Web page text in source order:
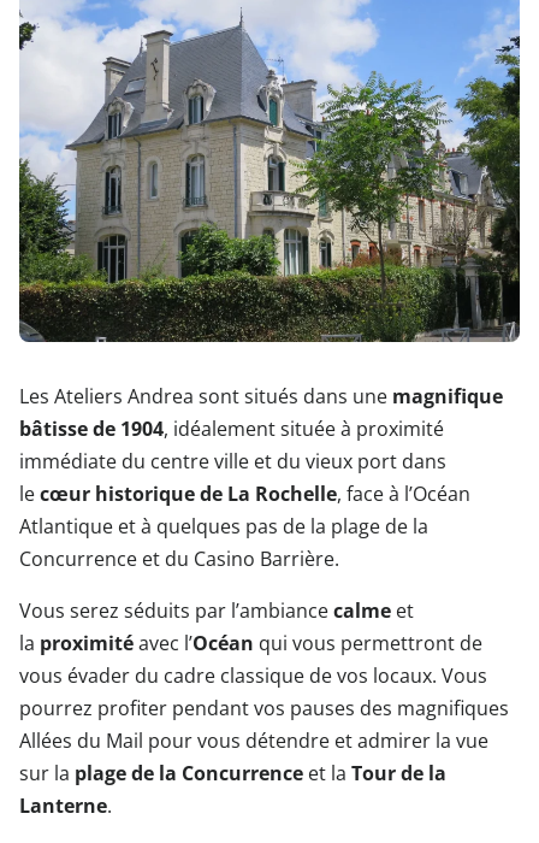
Les Ateliers Andrea sont situés dans une magnifique
bâtisse de 1904, idéalement située à proximité
immédiate du centre ville et du vieux port dans
lecœur historique de La Rochelle, face à l’Océan
Atlantique et à quelques pas de la plage de la
Concurrence et du Casino Barrière.
Vous serez séduits par l’ambiancecalme et
la proximitéavec l’Océan qui vous permettront de
vous évader du cadre classique de vos locaux. Vous
pourrez profiter pendant vos pauses des magnifiques
Allées du Mail pour vous détendre et admirer la vue
sur la plage de la Concurrence et la Tour de la
Lanterne.